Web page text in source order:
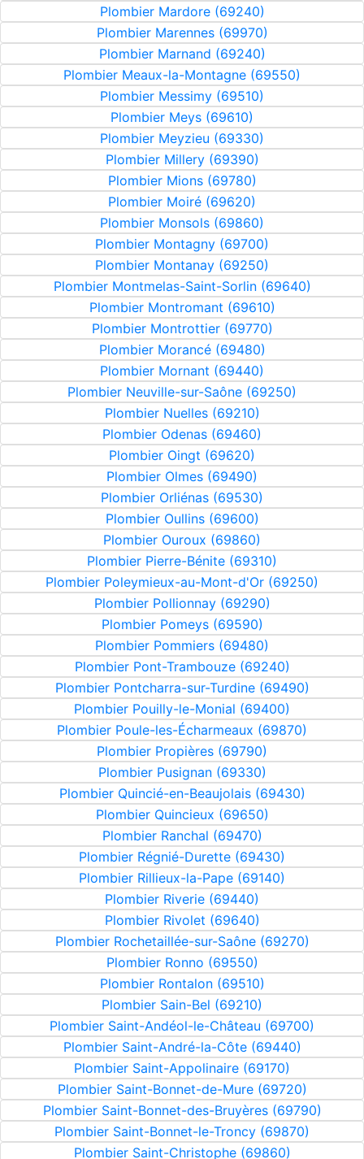
Plombier Mardore (69240)
Plombier Marennes (69970)
Plombier Marnand (69240)
Plombier Meaux-la-Montagne (69550)
Plombier Messimy (69510)
Plombier Meys (69610)
Plombier Meyzieu (69330)
Plombier Millery (69390)
Plombier Mions (69780)
Plombier Moiré (69620)
Plombier Monsols (69860)
Plombier Montagny (69700)
Plombier Montanay (69250)
Plombier Montmelas-Saint-Sorlin (69640)
Plombier Montromant (69610)
Plombier Montrottier (69770)
Plombier Morancé (69480)
Plombier Mornant (69440)
Plombier Neuville-sur-Saône (69250)
Plombier Nuelles (69210)
Plombier Odenas (69460)
Plombier Oingt (69620)
Plombier Olmes (69490)
Plombier Orliénas (69530)
Plombier Oullins (69600)
Plombier Ouroux (69860)
Plombier Pierre-Bénite (69310)
Plombier Poleymieux-au-Mont-d'Or (69250)
Plombier Pollionnay (69290)
Plombier Pomeys (69590)
Plombier Pommiers (69480)
Plombier Pont-Trambouze (69240)
Plombier Pontcharra-sur-Turdine (69490)
Plombier Pouilly-le-Monial (69400)
Plombier Poule-les-Écharmeaux (69870)
Plombier Propières (69790)
Plombier Pusignan (69330)
Plombier Quincié-en-Beaujolais (69430)
Plombier Quincieux (69650)
Plombier Ranchal (69470)
Plombier Régnié-Durette (69430)
Plombier Rillieux-la-Pape (69140)
Plombier Riverie (69440)
Plombier Rivolet (69640)
Plombier Rochetaillée-sur-Saône (69270)
Plombier Ronno (69550)
Plombier Rontalon (69510)
Plombier Sain-Bel (69210)
Plombier Saint-Andéol-le-Château (69700)
Plombier Saint-André-la-Côte (69440)
Plombier Saint-Appolinaire (69170)
Plombier Saint-Bonnet-de-Mure (69720)
Plombier Saint-Bonnet-des-Bruyères (69790)
Plombier Saint-Bonnet-le-Troncy (69870)
Plombier Saint-Christophe (69860)